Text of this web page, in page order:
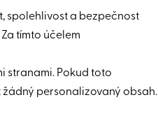
spolehlivost a bezpečnost
tímto účelem
stranami. Pokud toto
personalizovaný obsah.